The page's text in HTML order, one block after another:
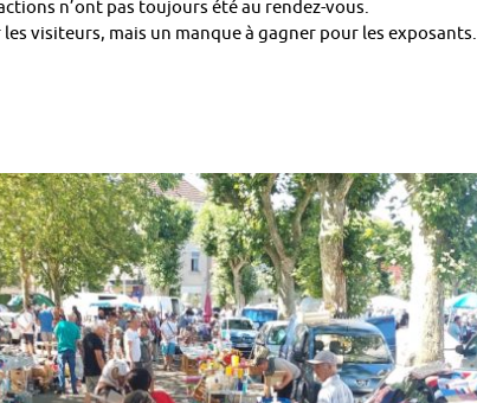
n’ont pas toujours été au rendez-vous.
visiteurs, mais un manque à gagner pour les exposants.